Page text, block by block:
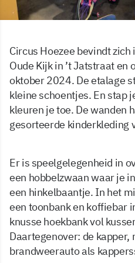
Circus Hoezee bevindt zich
Oude Kijk in ’t Jatstraat en
oktober 2024. De etalage
kleine schoentjes. En stap
kleuren je toe. De wanden
gesorteerde kinderkleding
Er is speelgelegenheid in
een hobbelzwaan waar je
een hinkelbaantje. In het
een toonbank en koffiebar
knusse hoekbank vol
Daartegenover: de kapper,
brandweerauto als